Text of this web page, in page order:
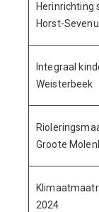
Herinrichting
Horst-
Integraal
Weisterbeek
Groote
2024